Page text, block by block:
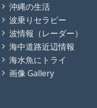
沖縄の生活
波乗りセラピー
波情報（レーダー）
海中道路近辺情報
海水魚にトライ
画像 Gallery